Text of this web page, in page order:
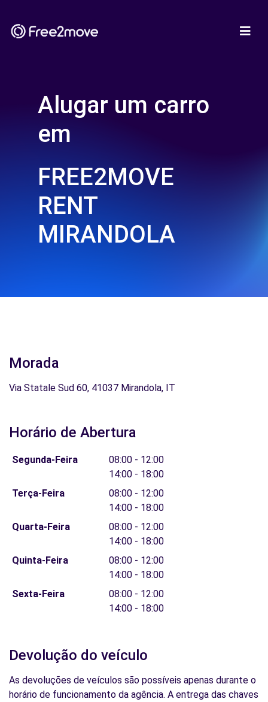
Alugar um carro
em
FREE2MOVE
RENT
MIRANDOLA
Morada
Via Statale Sud 60, 41037 Mirandola, IT
Horário de Abertura
Segunda-Feira
08:00 - 12:00
14:00 - 18:00
Terça-Feira
08:00 - 12:00
14:00 - 18:00
Quarta-Feira
08:00 - 12:00
14:00 - 18:00
Quinta-Feira
08:00 - 12:00
14:00 - 18:00
Sexta-Feira
08:00 - 12:00
14:00 - 18:00
Devolução do veículo
As devoluções de veículos são possíveis apenas durante o
horário de funcionamento da agência. A entrega das chaves